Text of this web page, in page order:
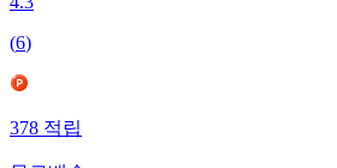
4.3
(6)
378적립